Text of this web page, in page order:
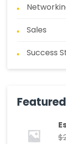
Sales
Success
$